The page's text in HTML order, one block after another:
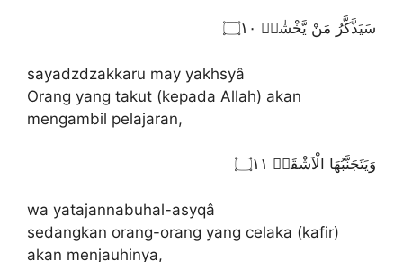
سَيَذَّكَّرُ مَنْ يَّخْشٰىۙ ۝١٠
sayadzdzakkaru may yakhsyâ
Orang yang takut (kepada Allah) akan
mengambil pelajaran,
وَيَتَجَنَّبُهَا الْاَشْقَىۙ ۝١١
wa yatajannabuhal-asyqâ
sedangkan orang-orang yang celaka (kafir)
akan menjauhinya,